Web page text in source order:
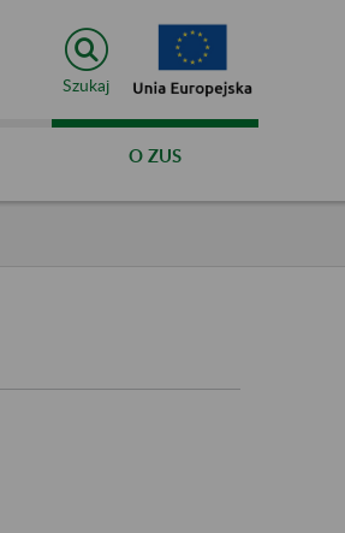
Szukaj
O ZUS